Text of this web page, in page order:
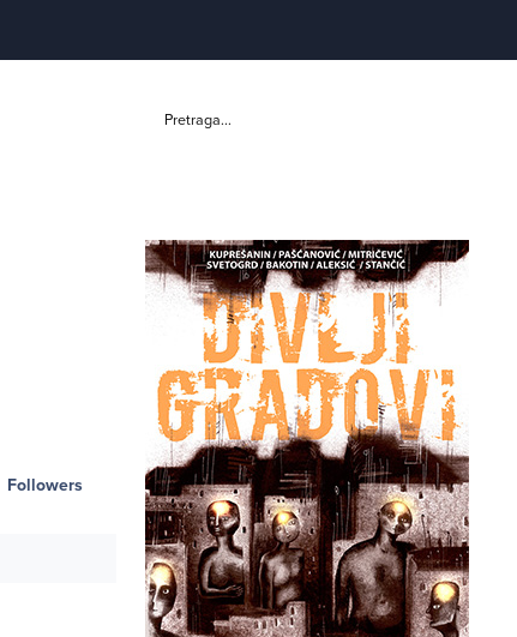
Pretraga...
Followers